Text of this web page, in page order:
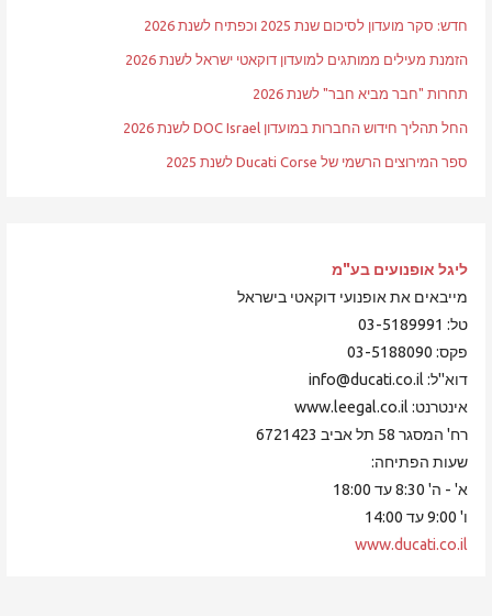
חדש: סקר מועדון לסיכום שנת 2025 וכפתיח לשנת 2026
הזמנת מעילים ממותגים למועדון דוקאטי ישראל לשנת 2026
תחרות "חבר מביא חבר" לשנת 2026
החל תהליך חידוש החברות במועדון DOC Israel לשנת 2026
ספר המירוצים הרשמי של Ducati Corse לשנת 2025
ליגל אופנועים בע"מ
מייבאים את אופנועי דוקאטי בישראל
טל: 03-5189991
פקס: 03-5188090
דוא"ל: info@ducati.co.il
אינטרנט: www.leegal.co.il
רח' המסגר 58 תל אביב 6721423
שעות הפתיחה:
א' - ה' 8:30 עד 18:00
ו' 9:00 עד 14:00
www.ducati.co.il